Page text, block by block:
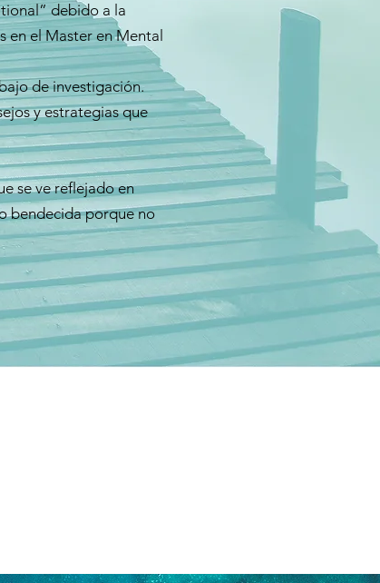
debido a la
en el Master en Mental
de investigación.
y estrategias que
se ve reflejado en
bendecida porque no